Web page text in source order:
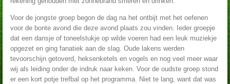
Voor de jongste groep begon de dag na het ontbijt met het oefenen
voor de bonte avond die deze avond plaats zou vinden. Ieder groepje
dat een dansje of toneelstukje op wilde voeren had een leuk muziekje
opgezet en ging fanatiek aan de slag. Oude lakens werden
tevoorschijn getoverd, heksenketels en vogels en nog veel meer waar
wij als leiding onder de indruk naar keken. Voor de oudste groep stond
er een kort potje trefbal op het programma. Niet te lang, want dat was